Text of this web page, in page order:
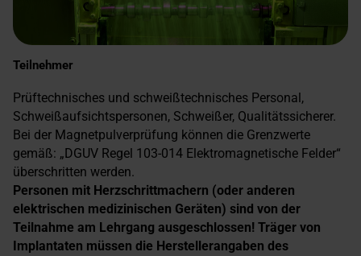
Teilnehmer
Prüftechnisches und schweißtechnisches Personal,
Schweißaufsichtspersonen, Schweißer, Qualitätssicherer.
Bei der Magnetpulverprüfung können die Grenzwerte
gemäß: „DGUV Regel 103-014 Elektromagnetische Felder“
überschritten werden.
Personen mit Herzschrittmachern (oder anderen
elektrischen medizinischen Geräten) sind von der
Teilnahme am Lehrgang ausgeschlossen! Träger von
Implantaten müssen die Herstellerangaben des